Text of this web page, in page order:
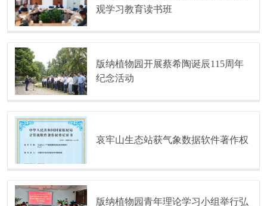
观学习教育读书班
版纳植物园开展蔡希陶诞辰115周年
纪念活动
哀牢山生态站获气象数据软件著作权
版纳植物园青年理论学习小组举行弘